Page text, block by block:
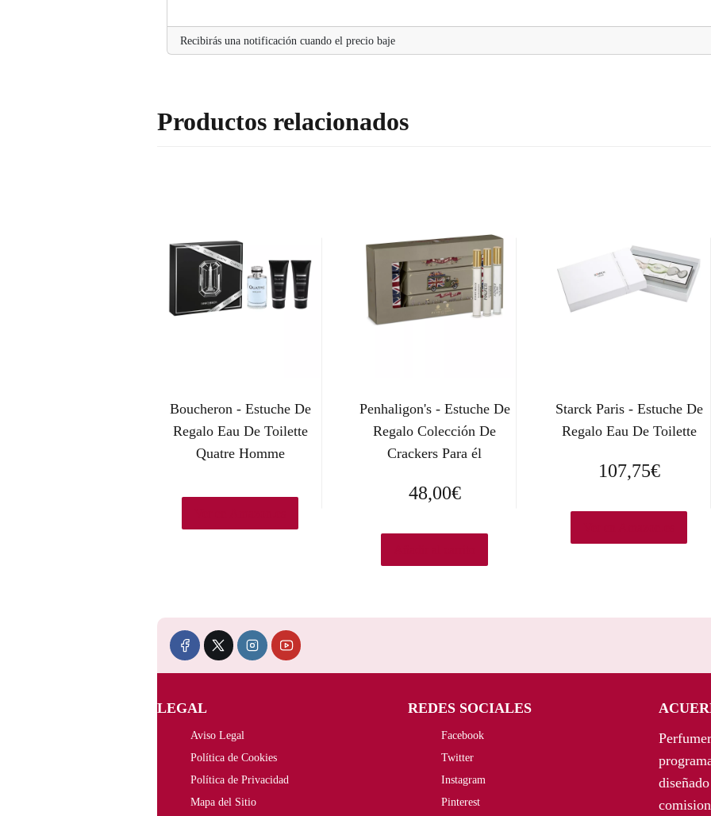
Recibirás una notificación cuando el precio baje
Productos relacionados
Boucheron - Estuche De
Regalo Eau De Toilette
Quatre Homme
Penhaligon's - Estuche De
Regalo Colección De
Crackers Para él
48,00€
Starck Paris - Estuche De
Regalo Eau De Toilette
107,75€
LEGAL
Aviso Legal
Política de Cookies
Política de Privacidad
Mapa del Sitio
REDES SOCIALES
Facebook
Twitter
Instagram
Pinterest